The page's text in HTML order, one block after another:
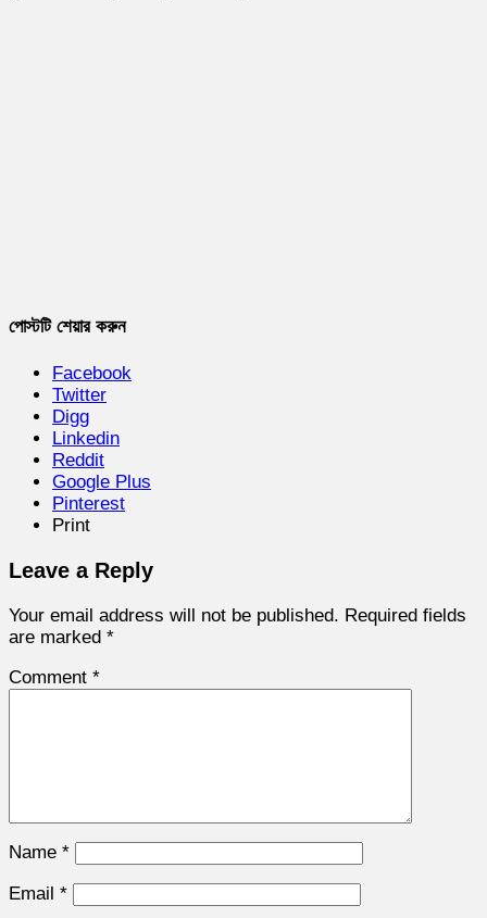
পোস্টটি শেয়ার করুন
Facebook
Twitter
Digg
Linkedin
Reddit
Google Plus
Pinterest
Print
Leave a Reply
Your email address will not be published. Required fields
are marked *
Comment *
Name *
Email *